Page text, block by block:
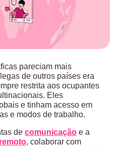
pareciam mais
de outros países era
restrita aos ocupantes
Eles
e tinham acesso em
e modos de trabalho.
de comunicação e a
, colaborar com